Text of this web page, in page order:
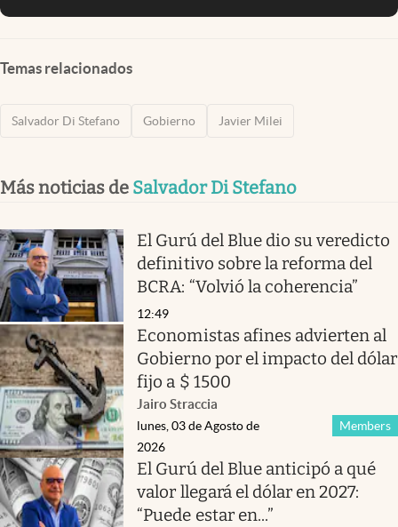
Temas relacionados
Salvador Di Stefano Gobierno Javier Milei
Más noticias de Salvador Di Stefano
El Gurú del Blue dio su veredicto
definitivo sobre la reforma del
BCRA: “Volvió la coherencia”
12:49
Economistas afines advierten al
Gobierno por el impacto del dólar
fijo a $ 1500
Jairo Straccia
Members
lunes, 03 de Agosto de
2026
El Gurú del Blue anticipó a qué
valor llegará el dólar en 2027:
“Puede estar en...”